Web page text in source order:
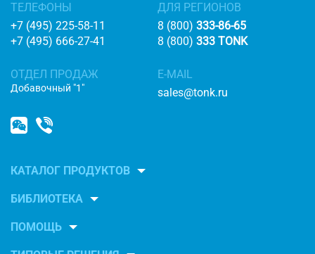
ТЕЛЕФОНЫ
+7 (495) 225-58-11
+7 (495) 666-27-41
ДЛЯ РЕГИОНОВ
8 (800) 333-86-65
8 (800) 333 TONK
ОТДЕЛ ПРОДАЖ
Добавочный "1"
E-MAIL
sales@tonk.ru
КАТАЛОГ ПРОДУКТОВ
БИБЛИОТЕКА
ПОМОЩЬ